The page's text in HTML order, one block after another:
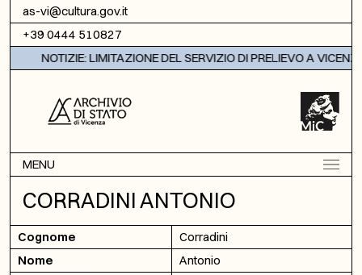
Vai al contenuto
as-vi@cultura.gov.it
+39 0444 510827
NOTIZIE: LIMITAZIONE DEL SERVIZIO DI PRELIEVO A VICENZA
MENU
CORRADINI ANTONIO
Cognome
Corradini
Nome
Antonio